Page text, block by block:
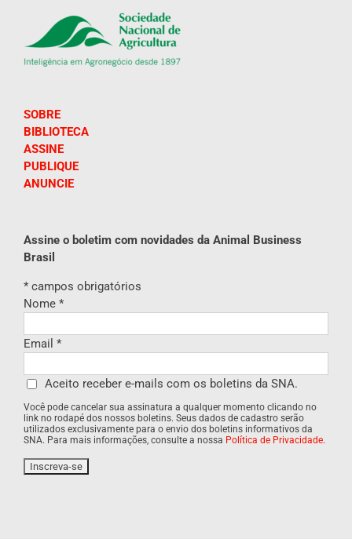
SOBRE
BIBLIOTECA
ASSINE
PUBLIQUE
ANUNCIE
Assine o boletim com novidades da Animal Business
Brasil
* campos obrigatórios
Nome *
Email *
Aceito receber e-mails com os boletins da SNA.
Você pode cancelar sua assinatura a qualquer momento clicando no
link no rodapé dos nossos boletins. Seus dados de cadastro serão
utilizados exclusivamente para o envio dos boletins informativos da
SNA. Para mais informações, consulte a nossa Política de Privacidade.